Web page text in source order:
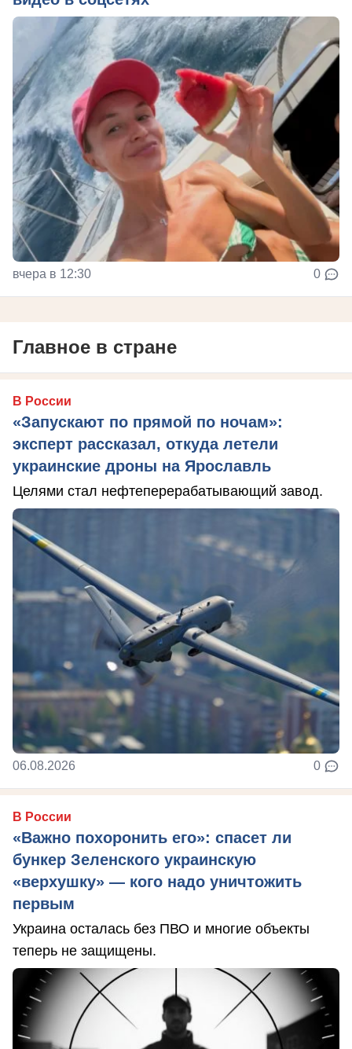
вчера в 12:30 0
Главное в стране
В России
«Запускают по прямой по ночам»:
эксперт рассказал, откуда летели
украинские дроны на Ярославль
Целями стал нефтеперерабатывающий завод.
06.08.2026 0
В России
«Важно похоронить его»: спасет ли
бункер Зеленского украинскую
«верхушку» — кого надо уничтожить
первым
Украина осталась без ПВО и многие объекты
теперь не защищены.